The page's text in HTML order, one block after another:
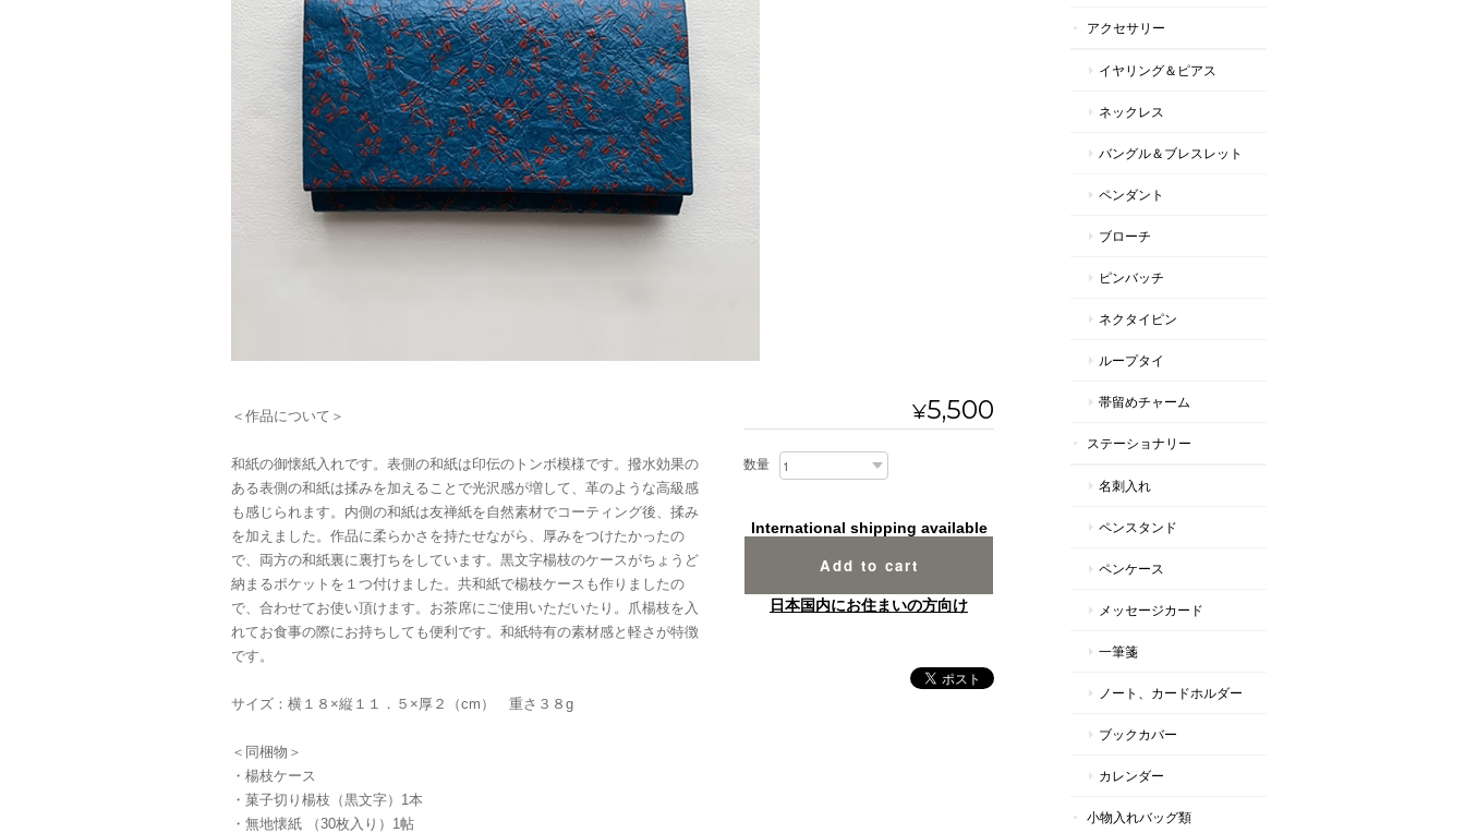
＜作品について＞
和紙の御懐紙入れです。表側の和紙は印伝のトンボ模様です。撥水効果の
ある表側の和紙は揉みを加えることで光沢感が増して、革のような高級感
も感じられます。内側の和紙は友禅紙を自然素材でコーティング後、揉み
を加えました。作品に柔らかさを持たせながら、厚みをつけたかったの
で、両方の和紙裏に裏打ちをしています。黒文字楊枝のケースがちょうど
納まるポケットを１つ付けました。共和紙で楊枝ケースも作りましたの
で、合わせてお使い頂けます。お茶席にご使用いただいたり。爪楊枝を入
れてお食事の際にお持ちしても便利です。和紙特有の素材感と軽さが特徴
です。
サイズ：横１８×縦１１．５×厚２（cm） 重さ３８g
＜同梱物＞
・楊枝ケース
・菓子切り楊枝（黒文字）1本
・無地懐紙 （30枚入り）1帖
¥5,500
数量
International shipping available
Add to cart
日本国内にお住まいの方向け
アクセサリー
イヤリング＆ピアス
ネックレス
バングル＆ブレスレット
ペンダント
ブローチ
ピンバッチ
ネクタイピン
ループタイ
帯留めチャーム
ステーショナリー
名刺入れ
ペンスタンド
ペンケース
メッセージカード
一筆箋
ノート、カードホルダー
ブックカバー
カレンダー
小物入れバッグ類